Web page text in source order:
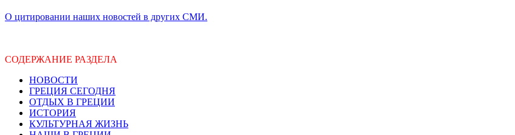
О цитировании наших новостей в других СМИ.
СОДЕРЖАНИЕ РАЗДЕЛА
НОВОСТИ
ГРЕЦИЯ СЕГОДНЯ
ОТДЫХ В ГРЕЦИИ
ИСТОРИЯ
КУЛЬТУРНАЯ ЖИЗНЬ